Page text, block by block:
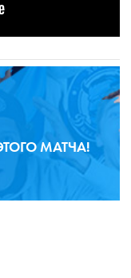
МАТЧА!